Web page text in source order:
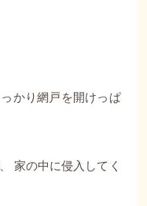
かり網戸を開けっぱ
家の中に侵入してく